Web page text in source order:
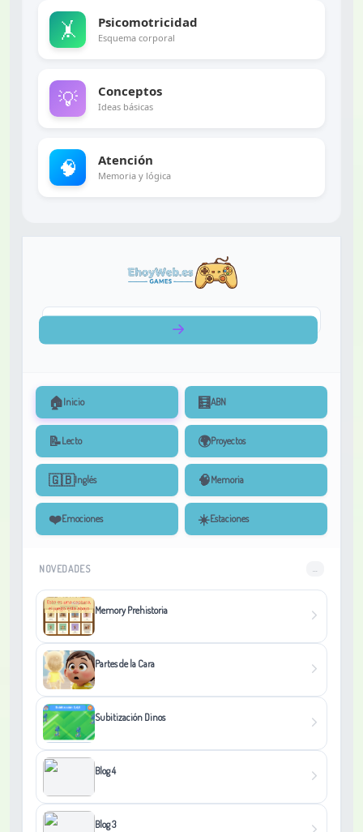
🤸 Psicomotricidad
Esquema corporal
💡 Conceptos
Ideas básicas
🧠 Atención
Memoria y lógica
🏠Inicio 🧮ABN
📝Lecto 🌍Proyectos
🇬🇧Inglés 🧠Memoria
❤️Emociones ☀️Estaciones
NOVEDADES
Memory Prehistoria
Partes de la Cara
Subitización Dinos
Blog 4
Blog 3